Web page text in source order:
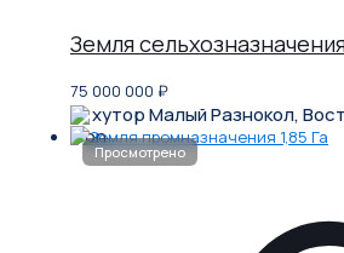
Земля
75 000 000 ₽
хутор Малый Разнокол,